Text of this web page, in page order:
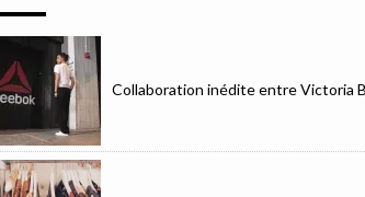
Collaboration inédite entre Victoria